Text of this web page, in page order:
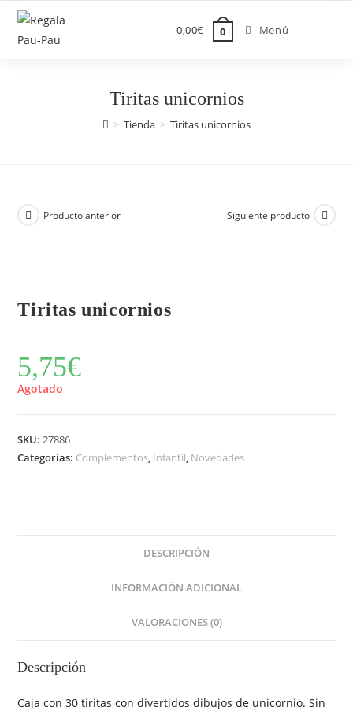
Saltar
contenido
0,00€ 0 Menú
Tiritas unicornios
> Tienda > Tiritas unicornios
Producto anterior Siguiente producto
Tiritas unicornios
5,75€
Agotado
SKU:27886
Categorías: Complementos, Infantil, Novedades
DESCRIPCIÓN
INFORMACIÓN ADICIONAL
VALORACIONES (0)
Descripción
Caja con 30 tiritas con divertidos dibujos de unicornio. Sin